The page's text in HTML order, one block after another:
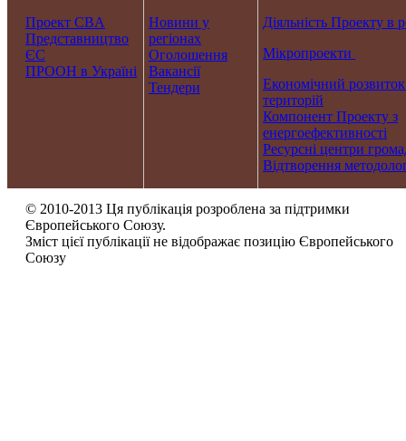
Проект CBA
Представництво
ЄС
ПРООН в Україні
Новини у
регіонах
Оголошення
Вакансії
Тендери
Діяльність Проекту в
Мікропроекти
Економічний розвиток
територій
Компонент Проекту з
енергоефективності
Ресурсні центри
Відтворення
© 2010-2013 Ця публікація розроблена за підтримки
Європейського Союзу.
Зміст цієї публікації не відображає позицію Європейського
Союзу